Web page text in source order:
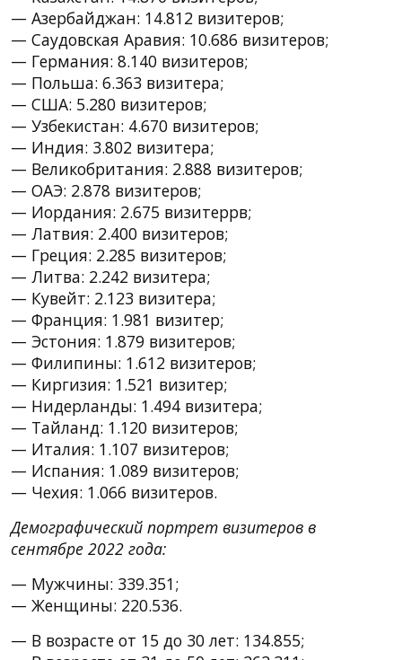
— Азербайджан: 14.812 визитеров;
— Саудовская Аравия: 10.686 визитеров;
— Германия: 8.140 визитеров;
— Польша: 6.363 визитера;
— США: 5.280 визитеров;
— Узбекистан: 4.670 визитеров;
— Индия: 3.802 визитера;
— Великобритания: 2.888 визитеров;
— ОАЭ: 2.878 визитеров;
— Иордания: 2.675 визитеррв;
— Латвия: 2.400 визитеров;
— Греция: 2.285 визитеров;
— Литва: 2.242 визитера;
— Кувейт: 2.123 визитера;
— Франция: 1.981 визитер;
— Эстония: 1.879 визитеров;
— Филипины: 1.612 визитеров;
— Киргизия: 1.521 визитер;
— Нидерланды: 1.494 визитера;
— Тайланд: 1.120 визитеров;
— Италия: 1.107 визитеров;
— Испания: 1.089 визитеров;
— Чехия: 1.066 визитеров.
Демографический портрет визитеров в
сентябре 2022 года:
— Мужчины: 339.351;
— Женщины: 220.536.
— В возрасте от 15 до 30 лет: 134.855;